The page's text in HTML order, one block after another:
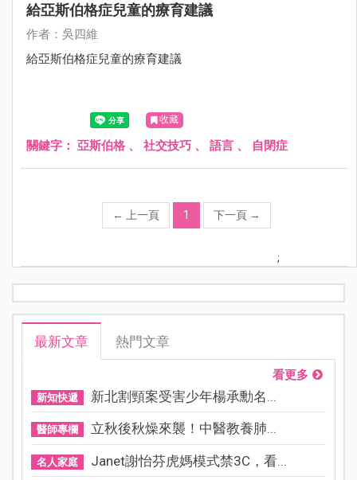
給亞斯伯格症兒童的療育建議
作者：吳四維
給亞斯伯格症兒童的療育建議
收藏
關鍵字： 亞斯伯格 、 社交技巧 、 語言 、 自閉症
← 上一頁 1 下一頁 →
;
最新文章 熱門文章
看更多
新知快遞 新北割頸案受害少年楊承勳名...
醫師專欄 立秋後秋燥來襲！中醫教養肺...
名人家庭 Janet謝怡芬虎媽模式禁3C，看...